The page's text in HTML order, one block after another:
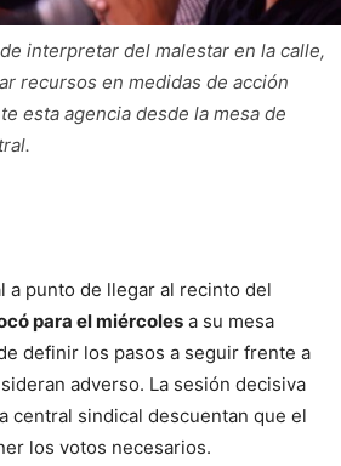
interpretar del malestar en la calle,
recursos en medidas de acción
esta agencia desde la mesa de
a punto de llegar al recinto del
para el miércoles a su mesa
definir los pasos a seguir frente a
adverso. La sesión decisiva
central sindical descuentan que el
los votos necesarios.